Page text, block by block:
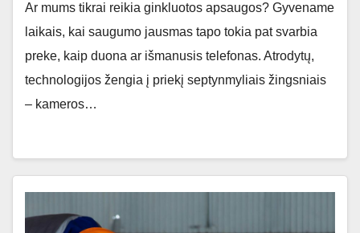
Ar mums tikrai reikia ginkluotos apsaugos? Gyvename
laikais, kai saugumo jausmas tapo tokia pat svarbia
preke, kaip duona ar išmanusis telefonas. Atrodytų,
technologijos žengia į priekį septynmyliais žingsniais
– kameros…